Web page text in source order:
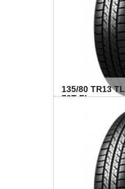
135/80 TR13 TL
70T FI...